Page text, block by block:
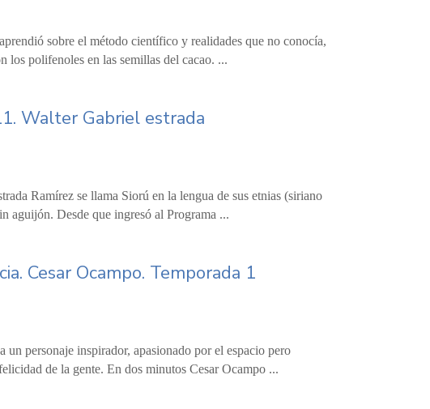
sobre el método científico y realidades que no conocía,
los polifenoles en las semillas del cacao. ...
Walter Gabriel estrada
Ramírez se llama Siorú en la lengua de sus etnias (siriano
aguijón. Desde que ingresó al Programa ...
Cesar Ocampo. Temporada 1
personaje inspirador, apasionado por el espacio pero
de la gente. En dos minutos Cesar Ocampo ...